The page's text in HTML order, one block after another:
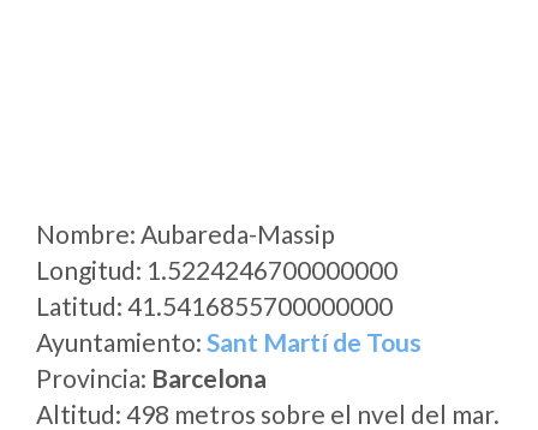
Nombre: Aubareda-Massip
Longitud: 1.5224246700000000
Latitud: 41.5416855700000000
Ayuntamiento: Sant Martí de Tous
Provincia: Barcelona
Altitud: 498 metros sobre el nvel del mar.